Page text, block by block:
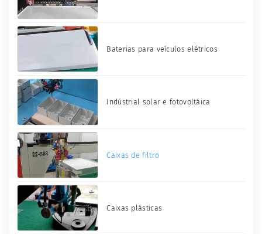
Baterias para veículos elétricos
Indústrial solar e fotovoltáica
Caixas de filtro
Caixas plásticas